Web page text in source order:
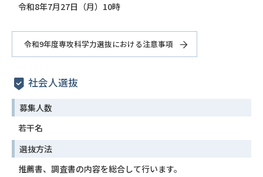
令和8年7月27日（月）10時
令和9年度専攻科学力選抜における注意事項
社会人選抜
募集人数
若干名
選抜方法
推薦書、調査書の内容を総合して行います。